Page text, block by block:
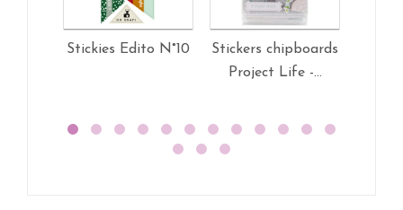
Stickies Edito N°10
Stickers chipboards
Project Life -...